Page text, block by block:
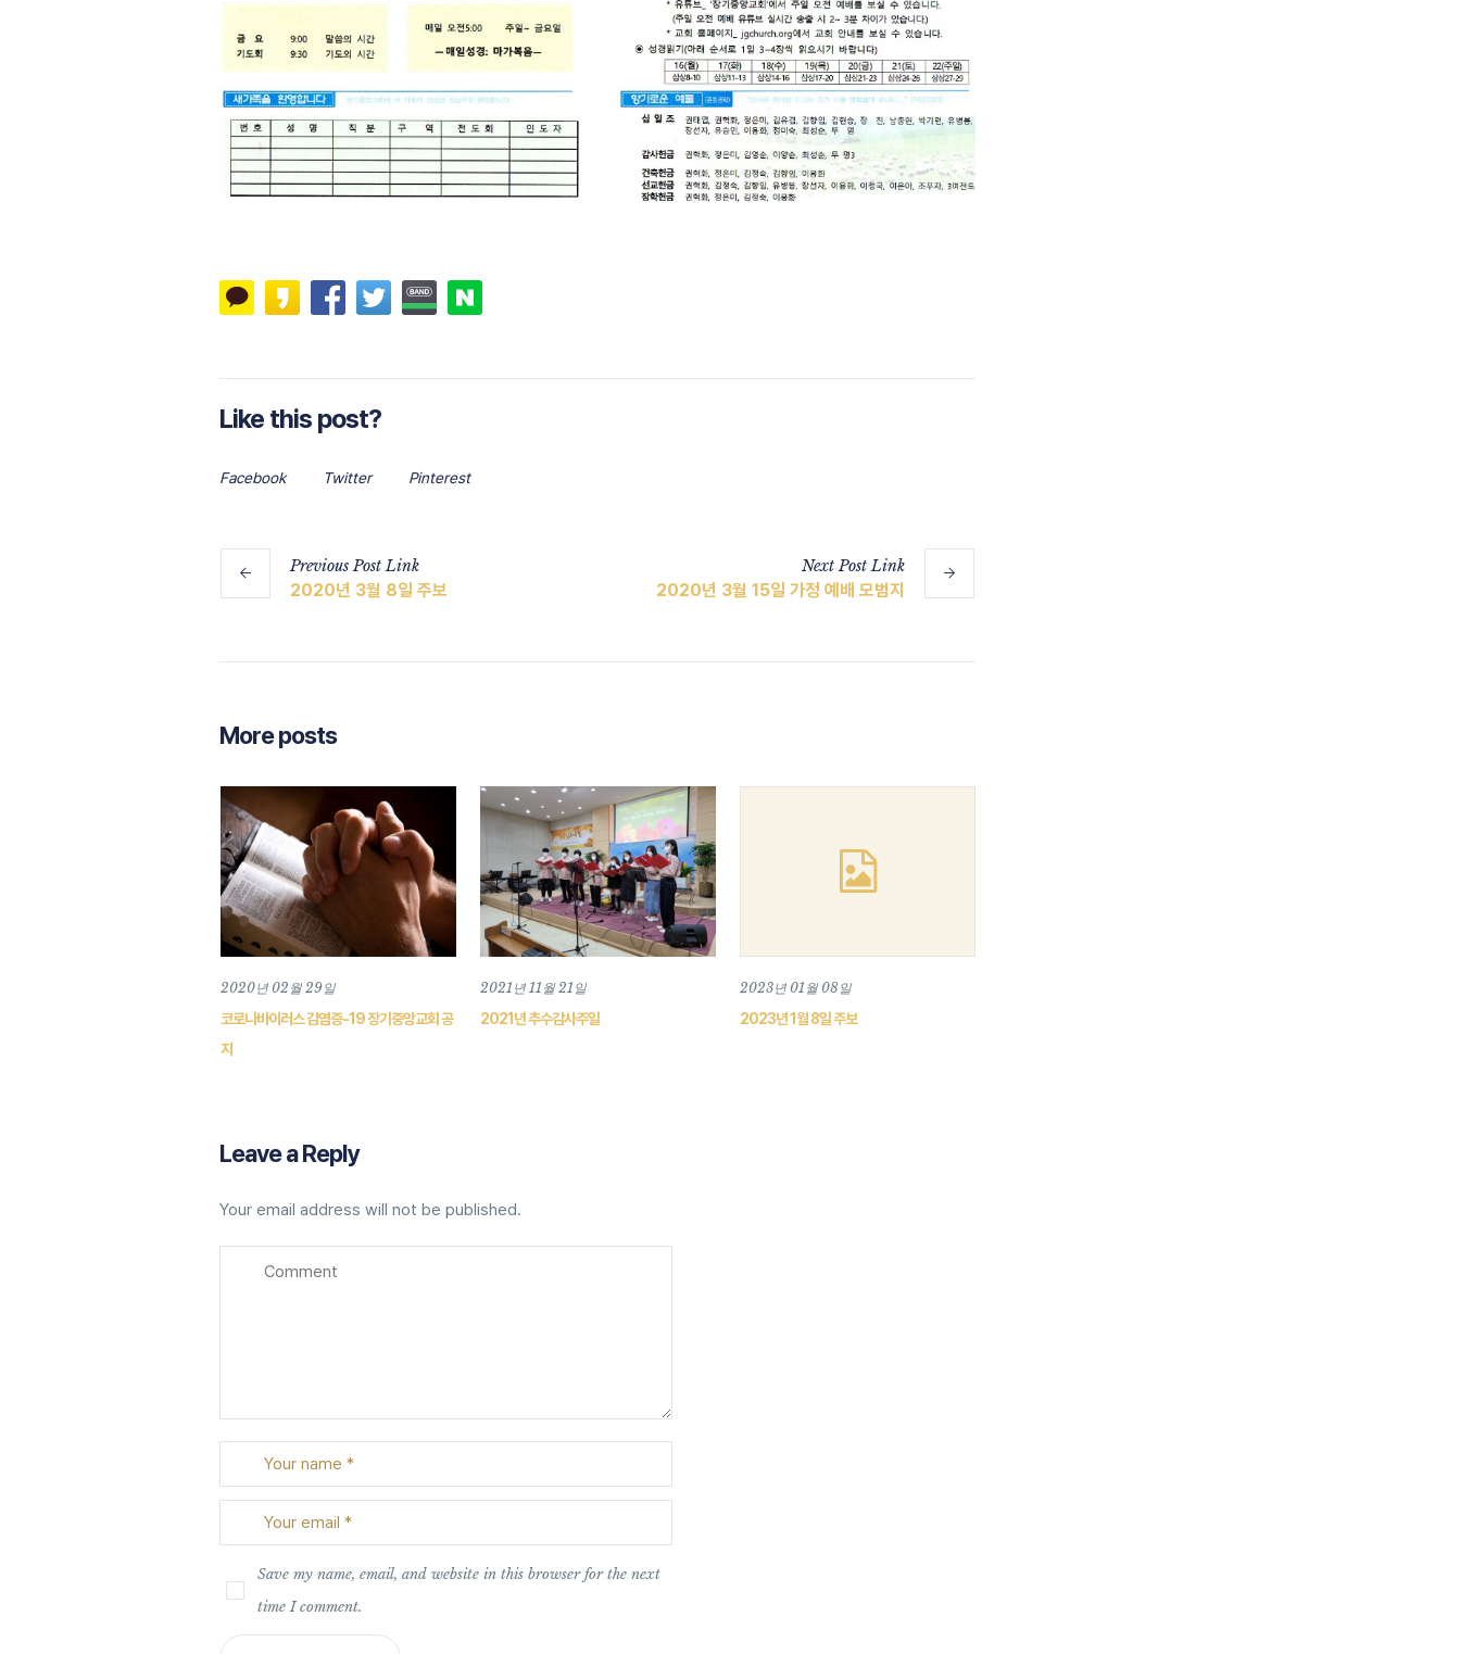
Like this post?
Facebook Twitter Pinterest
PreviousPostLink
2020년 3월 8일 주보
NextPostLink
2020년 3월 15일 가정 예배 모범지
More posts
2020년 02월 29일
코로나바이러스 감염증-19 장기중앙교회 공
지
2021년 11월 21일
2021년 추수감사주일
2023년 01월 08일
2023년 1월 8일 주보
Leave a Reply
Your email address will not be published.
Save my name, email, and website in this browser for the next
time I comment.